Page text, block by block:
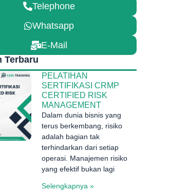
Telephone
Whatsapp
E-Mail
Terbaru
PELATIHAN
SERTIFIKASI CRMP
CERTIFIED RISK
MANAGEMENT
Dalam dunia bisnis yang
terus berkembang, risiko
adalah bagian tak
terhindarkan dari setiap
operasi. Manajemen risiko
yang efektif bukan lagi
Selengkapnya »